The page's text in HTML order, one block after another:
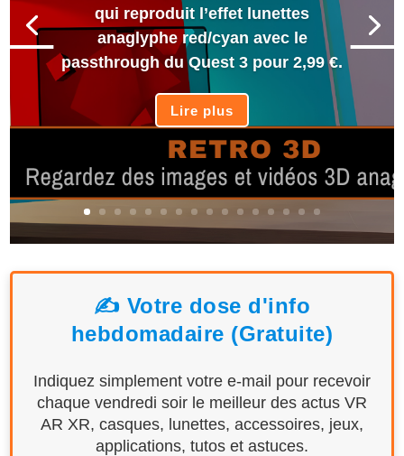
qui reproduit l’effet lunettes
anaglyphe red/cyan avec le
passthrough du Quest 3 pour 2,99 €.
Lire plus
✍️ Votre dose d'info
hebdomadaire (Gratuite)
Indiquez simplement votre e-mail pour recevoir
chaque vendredi soir le meilleur des actus VR
AR XR, casques, lunettes, accessoires, jeux,
applications, tutos et astuces.